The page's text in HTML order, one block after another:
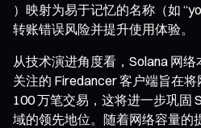
）映射为易于记忆的名称（如
转账错误风险并提升使用体验。
从技术演进角度看，Solana 网
关注的 Firedancer 客户端旨在
100 万笔交易，这将进一步巩固
域的领先地位。随着网络容量的